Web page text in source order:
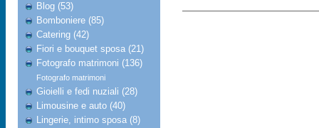
Blog (53)
Bomboniere (85)
Catering (42)
Fiori e bouquet sposa (21)
Fotografo matrimoni (136)
Fotografo matrimoni
Gioielli e fedi nuziali (28)
Limousine e auto (40)
Lingerie, intimo sposa (8)